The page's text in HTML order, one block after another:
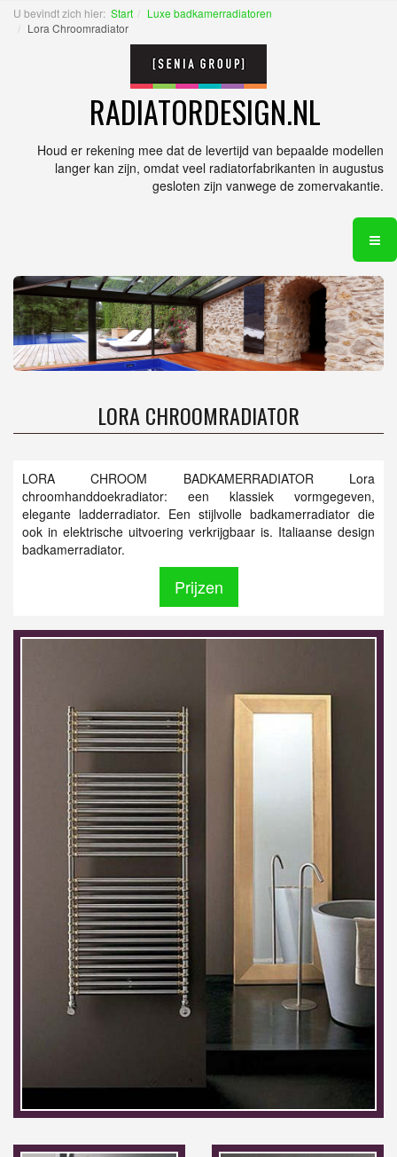
U bevindt zich hier: Start
Luxe badkamerradiatoren
Lora Chroomradiator
RADIATORDESIGN.NL
Houd er rekening mee dat de levertijd van bepaalde modellen
langer kan zijn, omdat veel radiatorfabrikanten in augustus
gesloten zijn vanwege de zomervakantie.
LORA CHROOMRADIATOR
LORA CHROOM BADKAMERRADIATOR Lora
chroomhanddoekradiator: een klassiek vormgegeven,
elegante ladderradiator. Een stijlvolle badkamerradiator die
ook in elektrische uitvoering verkrijgbaar is. Italiaanse design
badkamerradiator.
Prijzen